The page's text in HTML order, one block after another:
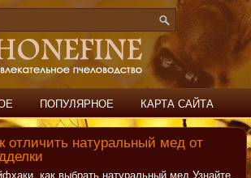
ПОПУЛЯРНОЕ КАРТА САЙТА
отличить натуральный мед от
как выбрать натуральный мед Узнайте,